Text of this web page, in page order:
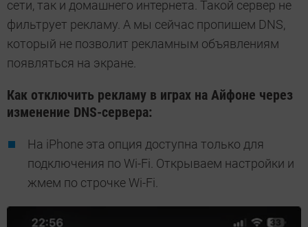
сети, так и домашнего интернета. Такой сервер не
фильтрует рекламу. А мы сейчас пропишем DNS,
который не позволит рекламным объявлениям
появляться на экране.
Как отключить рекламу в играх на Айфоне через
изменение DNS-сервера:
На iPhone эта опция доступна только для
подключения по Wi-Fi. Открываем настройки и
жмем по строчке Wi-Fi.